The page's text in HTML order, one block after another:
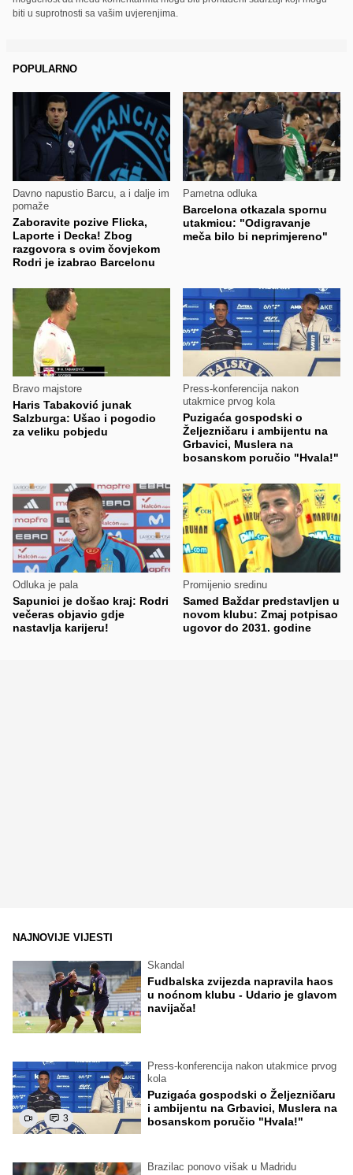
biti u suprotnosti sa vašim uvjerenjima.
POPULARNO
Davno napustio Barcu, a i dalje im
pomaže
Zaboravite pozive Flicka,
Laporte i Decka! Zbog
razgovora s ovim čovjekom
Rodri je izabrao Barcelonu
Pametna odluka
Barcelona otkazala spornu
utakmicu: "Odigravanje
meča bilo bi neprimjereno"
Bravo majstore
Haris Tabaković junak
Salzburga: Ušao i pogodio
za veliku pobjedu
Press-konferencija nakon
utakmice prvog kola
Puzigaća gospodski o
Željezničaru i ambijentu na
Grbavici, Muslera na
bosanskom poručio "Hvala!"
Odluka je pala
Sapunici je došao kraj: Rodri
večeras objavio gdje
nastavlja karijeru!
Promijenio sredinu
Samed Baždar predstavljen u
novom klubu: Zmaj potpisao
ugovor do 2031. godine
NAJNOVIJE VIJESTI
Skandal
Fudbalska zvijezda napravila haos
u noćnom klubu - Udario je glavom
navijača!
3
Press-konferencija nakon utakmice prvog
kola
Puzigaća gospodski o Željezničaru
i ambijentu na Grbavici, Muslera na
bosanskom poručio "Hvala!"
Brazilac ponovo višak u Madridu